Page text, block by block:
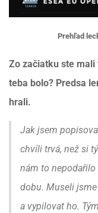
Prehľad
Zo začiatku ste
teba bolo? Predsa
hrali.
Jak jsem
chvíli trvá, než si
nám to nepodařilo
dobu. Museli
a vypilovat ho.